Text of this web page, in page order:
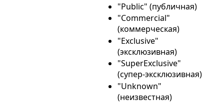
"Public" (публичная)
"Commercial"
(коммерческая)
"Exclusive"
(эксклюзивная)
"SuperExclusive"
(супер-эксклюзивная)
"Unknown"
(неизвестная)